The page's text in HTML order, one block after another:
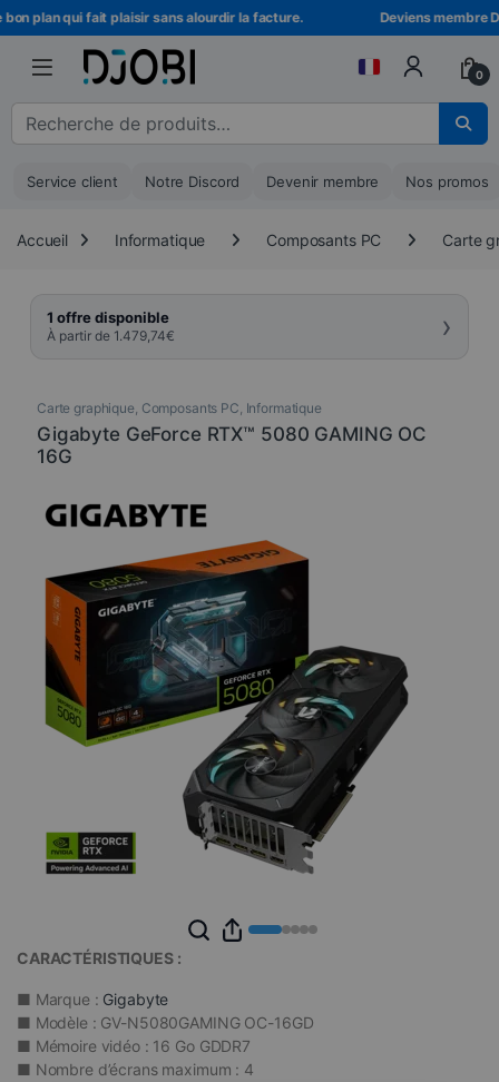
Skip to navigation
Skip to content
plan qui fait plaisir sans alourdir la facture. Deviens membre
0
Recherche pour :
Service client Notre Discord Devenir membre Nos promos
Accueil Informatique Composants PC Carte
1 offre disponible
À partir de 1.479,74€ ›
Carte graphique, Composants PC, Informatique
Gigabyte GeForce RTX™ 5080 GAMING OC
16G
CARACTÉRISTIQUES :
■ Marque : Gigabyte
■ Modèle : GV-N5080GAMING OC-16GD
■ Mémoire vidéo : 16 Go GDDR7
■ Nombre d’écrans maximum : 4